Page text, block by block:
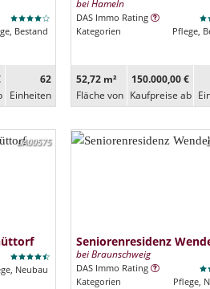
Bestand
62
Ein­heiten
bei Hameln
DAS Immo Rating
Kategorien
Pflege,
52,72 m²
Fläche von
150.000,00 €
Kaufpreise ab
DA00575
Neubau
Seniorenresidenz
bei Braunschweig
DAS Immo Rating
Kategorien
Pflege,